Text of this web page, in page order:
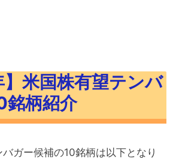
】米国株有望テンバ
銘柄紹介
ガー候補の10銘柄は以下となり